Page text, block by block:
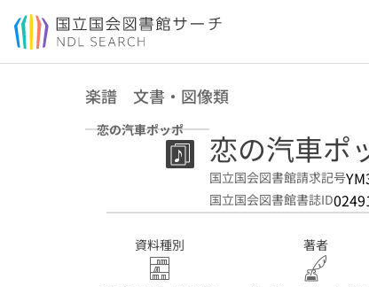
本文へ移動
楽譜 文書・図像類
恋の汽車ポッポ 恋の汽車ポ
国立国会図書館請求記号
国立国会図書館書誌ID
資料種別 著者